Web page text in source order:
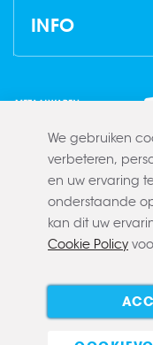
INFO
Algemene
We gebruiken
verbeteren,
en uw ervaring
onderstaande
kan dit uw
Cookie Policy